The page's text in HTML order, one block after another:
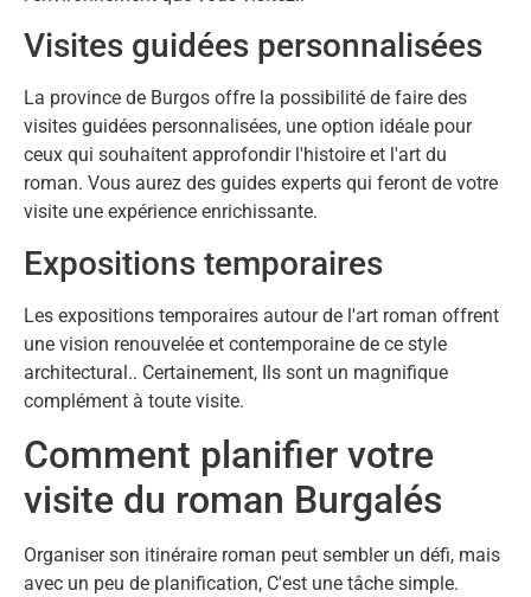
Visites guidées personnalisées
La province de Burgos offre la possibilité de faire des
visites guidées personnalisées, une option idéale pour
ceux qui souhaitent approfondir l'histoire et l'art du
roman. Vous aurez des guides experts qui feront de votre
visite une expérience enrichissante.
Expositions temporaires
Les expositions temporaires autour de l'art roman offrent
une vision renouvelée et contemporaine de ce style
architectural.. Certainement, Ils sont un magnifique
complément à toute visite.
Comment planifier votre
visite du roman Burgalés
Organiser son itinéraire roman peut sembler un défi, mais
avec un peu de planification, C'est une tâche simple.